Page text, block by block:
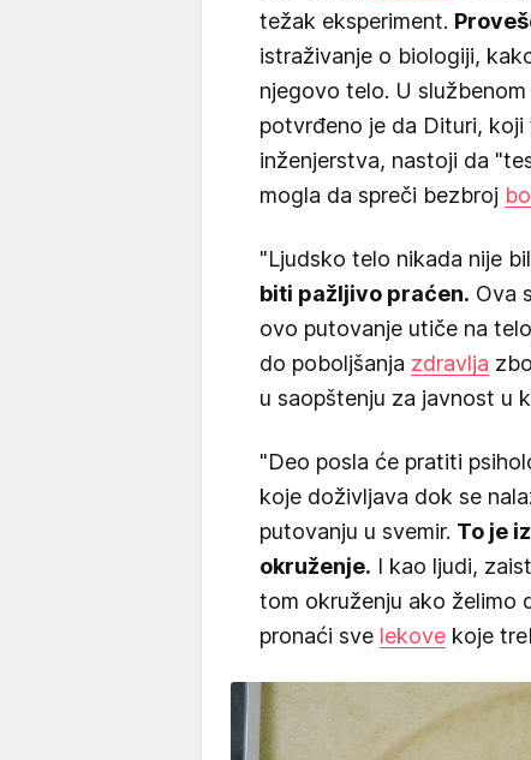
težak eksperiment.
istraživanje o biologiji,
njegovo telo. U
potvrđeno je da Dituri,
inženjerstva, nastoji da
mogla da spreči bezbroj
"Ljudsko telo nikada nije
biti pažljivo praćen. Ova
ovo putovanje utiče na
do poboljšanja zdravlja
u saopštenju za javnost u
"Deo posla će pratiti
koje doživljava dok se
putovanju u svemir. To je
okruženje. I kao ljudi,
tom okruženju ako želimo
pronaći sve lekove koje